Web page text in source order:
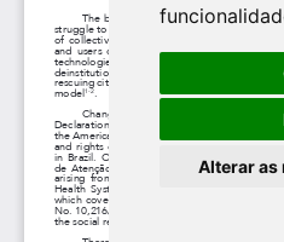
Alterar as